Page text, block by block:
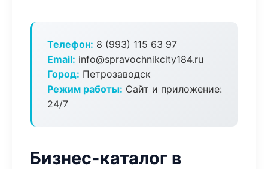
Телефон: 8 (993) 115 63 97
Email: info@spravochnikcity184.ru
Город: Петрозаводск
Режим работы: Сайт и приложение:
24/7
Бизнес-каталог в